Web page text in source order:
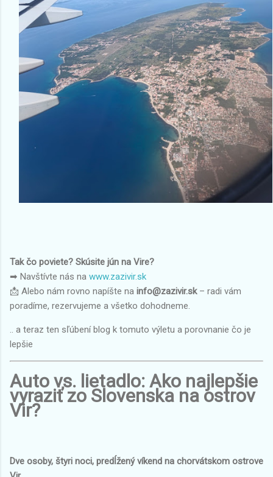
Tak čo poviete? Skúsite jún na Vire?
➡ Navštívte nás na www.zazivir.sk
📩 Alebo nám rovno napíšte na info@zazivir.sk– radi vám
poradíme, rezervujeme a všetko dohodneme.
.. a teraz ten sľúbení blog k tomuto výletu a porovnanie čo je
lepšie
Auto vs. lietadlo: Ako najlepšie
vyraziť zo Slovenska na ostrov
Vir?
Dve osoby, štyri noci, predĺžený víkend na chorvátskom ostrove